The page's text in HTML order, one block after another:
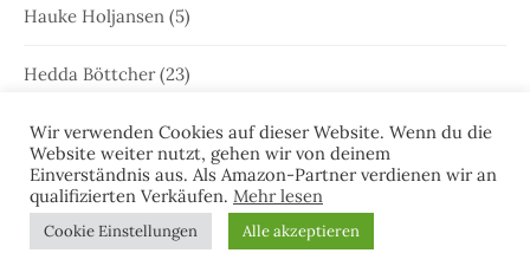
Hauke Holjansen (5)
Hedda Böttcher(23)
Henriette Honig (12)
Heringstage(1)
Hooksiel(1)
Wir verwenden Cookies auf dieser Website. Wenn du die
Website weiter nutzt, gehen wir von deinem
Einverständnis aus. Als Amazon-Partner verdienen wir an
qualifizierten Verkäufen. Mehr lesen
Cookie Einstellungen Alle akzeptieren